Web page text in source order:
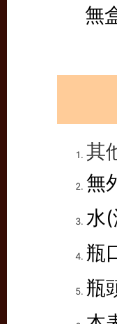
無
其
無
水
瓶
瓶